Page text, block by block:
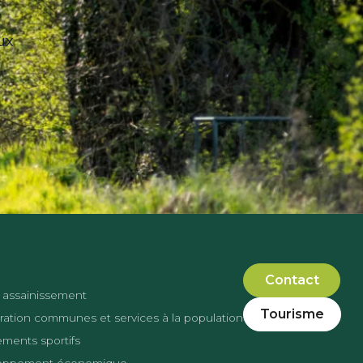
communes et services à la population
sportifs
Contact
Tourisme